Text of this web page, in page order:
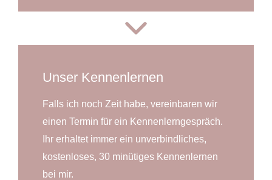
Unser Kennenlernen
Falls ich noch Zeit habe, vereinbaren wir
einen Termin für ein Kennenlerngespräch.
Ihr erhaltet immer ein unverbindliches,
kostenloses, 30 minütiges Kennenlernen
bei mir.